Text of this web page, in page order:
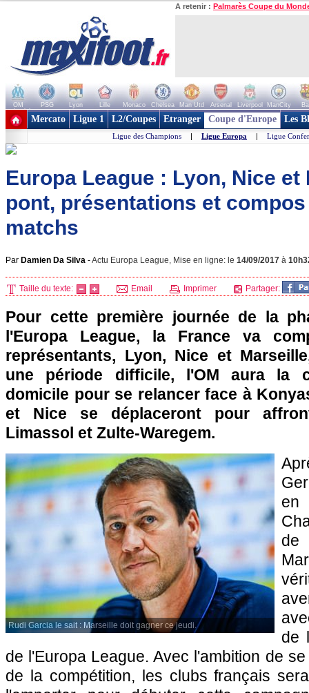
A retenir : Palmarès Coupe du
OM PSG Lyon Lille Monaco Chelsea Man Utd Arsenal Liverpool ManCity
+ de clubs
Mercato Ligue 1 L2/Coupes Etranger Coupe d'Europe Les
Ligue des Champions | Ligue Europa | Ligue
Europa League : Lyon, Nice
pont, présentations et
matchs
Par Damien Da Silva -Actu Europa League, Mise en ligne: le 14/09/2017 à
Taille du texte: Email Imprimer Partager:
Pour cette première journée de la
l'Europa League, la France va
représentants, Lyon, Nice et
une période difficile, l'OM aura la
domicile pour se relancer face à
et Nice se déplaceront pour
Limassol et Zulte-Waregem.
Rudi Garcia le sait : Marseille doit gagner ce jeudi.
de
de l'Europa League. Avec l'ambition de
de la compétition, les clubs français